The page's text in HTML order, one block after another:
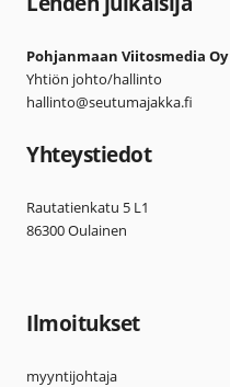
Pohjanmaan Viitosmedia Oy
Yhtiön johto/hallinto
hallinto@seutumajakka.fi
Yhteystiedot
Rautatienkatu 5 L1
86300 Oulainen
Ilmoitukset
myyntijohtaja